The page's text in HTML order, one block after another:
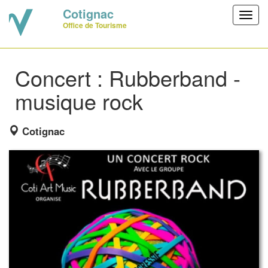
Cotignac
Office de Tourisme
Concert : Rubberband -
musique rock
Cotignac